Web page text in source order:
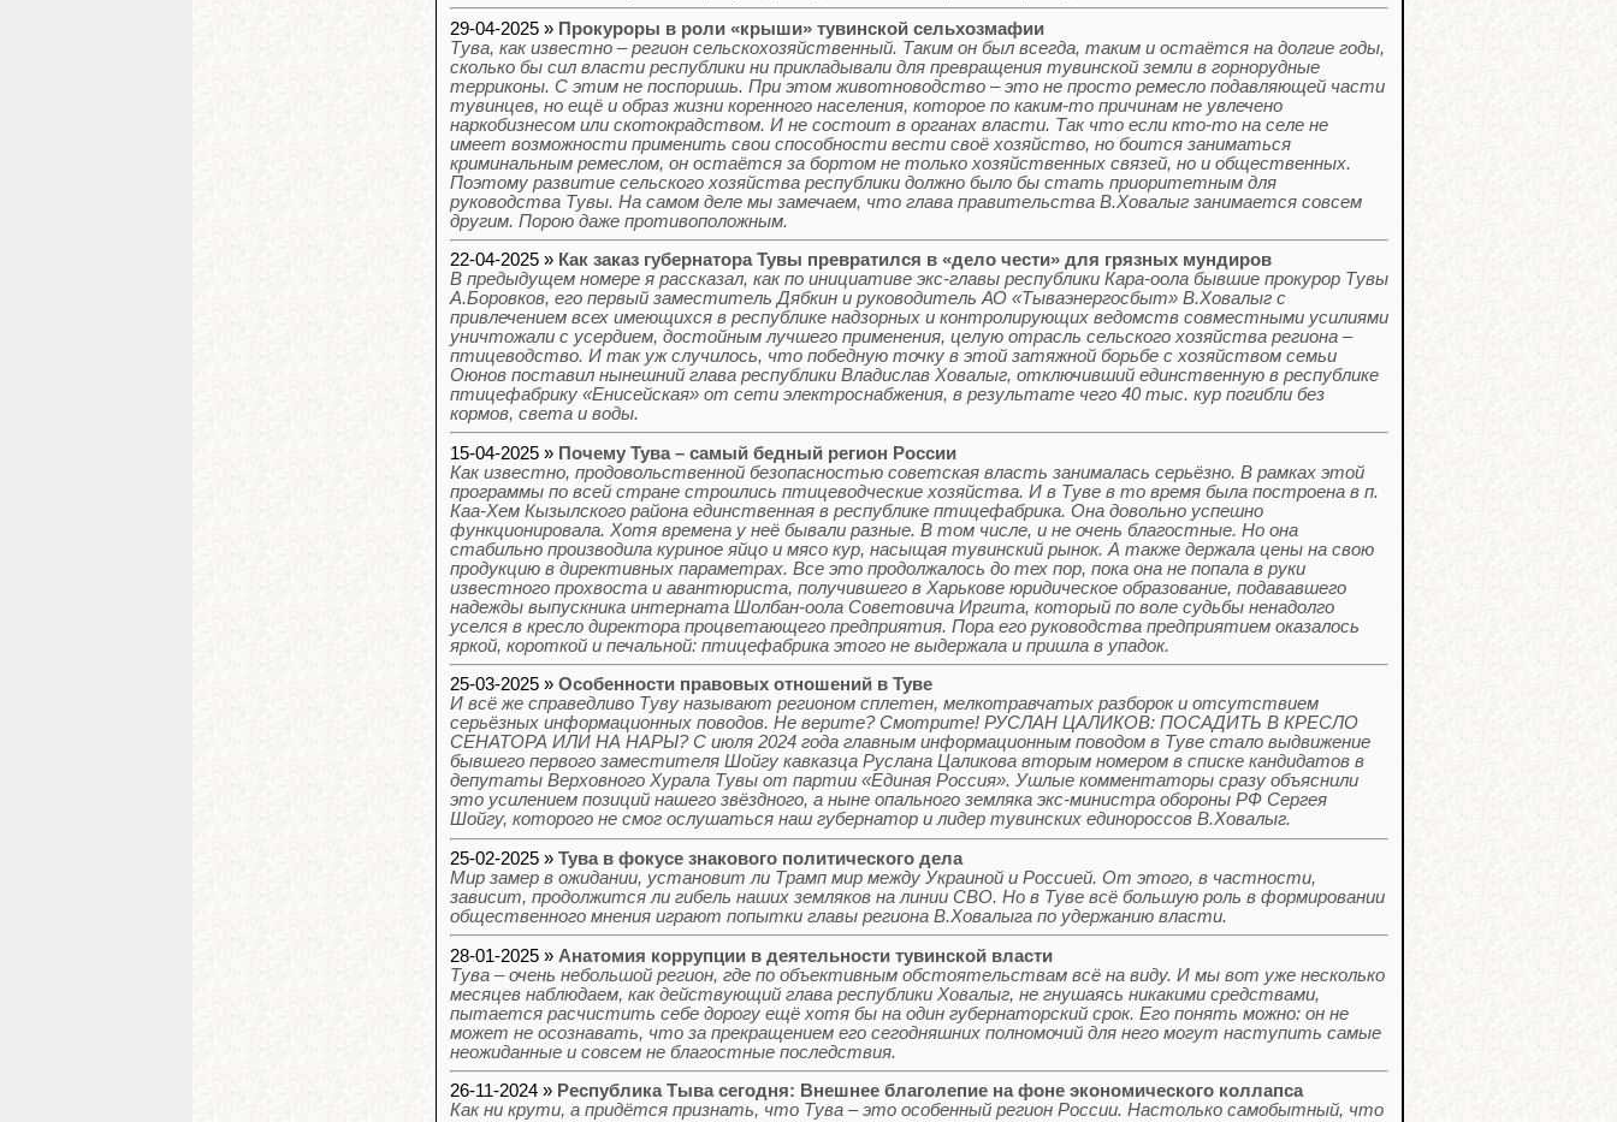
29-04-2025 » Прокуроры в роли «крыши» тувинской сельхозмафии
Тува, как известно – регион сельскохозяйственный. Таким он был всегда, таким и остаётся на долгие годы,
сколько бы сил власти республики ни прикладывали для превращения тувинской земли в горнорудные
терриконы. С этим не поспоришь. При этом животноводство – это не просто ремесло подавляющей части
тувинцев, но ещё и образ жизни коренного населения, которое по каким-то причинам не увлечено
наркобизнесом или скотокрадством. И не состоит в органах власти. Так что если кто-то на селе не
имеет возможности применить свои способности вести своё хозяйство, но боится заниматься
криминальным ремеслом, он остаётся за бортом не только хозяйственных связей, но и общественных.
Поэтому развитие сельского хозяйства республики должно было бы стать приоритетным для
руководства Тувы. На самом деле мы замечаем, что глава правительства В.Ховалыг занимается совсем
другим. Порою даже противоположным.
22-04-2025 » Как заказ губернатора Тувы превратился в «дело чести» для грязных мундиров
В предыдущем номере я рассказал, как по инициативе экс-главы республики Кара-оола бывшие прокурор Тувы
А.Боровков, его первый заместитель Дябкин и руководитель АО «Тываэнергосбыт» В.Ховалыг с
привлечением всех имеющихся в республике надзорных и контролирующих ведомств совместными усилиями
уничтожали с усердием, достойным лучшего применения, целую отрасль сельского хозяйства региона –
птицеводство. И так уж случилось, что победную точку в этой затяжной борьбе с хозяйством семьи
Оюнов поставил нынешний глава республики Владислав Ховалыг, отключивший единственную в республике
птицефабрику «Енисейская» от сети электроснабжения, в результате чего 40 тыс. кур погибли без
кормов, света и воды.
15-04-2025 » Почему Тува – самый бедный регион России
Как известно, продовольственной безопасностью советская власть занималась серьёзно. В рамках этой
программы по всей стране строились птицеводческие хозяйства. И в Туве в то время была построена в п.
Каа-Хем Кызылского района единственная в республике птицефабрика. Она довольно успешно
функционировала. Хотя времена у неё бывали разные. В том числе, и не очень благостные. Но она
стабильно производила куриное яйцо и мясо кур, насыщая тувинский рынок. А также держала цены на свою
продукцию в директивных параметрах. Все это продолжалось до тех пор, пока она не попала в руки
известного прохвоста и авантюриста, получившего в Харькове юридическое образование, подававшего
надежды выпускника интерната Шолбан-оола Советовича Иргита, который по воле судьбы ненадолго
уселся в кресло директора процветающего предприятия. Пора его руководства предприятием оказалось
яркой, короткой и печальной: птицефабрика этого не выдержала и пришла в упадок.
25-03-2025 » Особенности правовых отношений в Туве
И всё же справедливо Туву называют регионом сплетен, мелкотравчатых разборок и отсутствием
серьёзных информационных поводов. Не верите? Смотрите! РУСЛАН ЦАЛИКОВ: ПОСАДИТЬ В КРЕСЛО
СЕНАТОРА ИЛИ НА НАРЫ? С июля 2024 года главным информационным поводом в Туве стало выдвижение
бывшего первого заместителя Шойгу кавказца Руслана Цаликова вторым номером в списке кандидатов в
депутаты Верховного Хурала Тувы от партии «Единая Россия». Ушлые комментаторы сразу объяснили
это усилением позиций нашего звёздного, а ныне опального земляка экс-министра обороны РФ Сергея
Шойгу, которого не смог ослушаться наш губернатор и лидер тувинских единороссов В.Ховалыг.
25-02-2025 » Тува в фокусе знакового политического дела
Мир замер в ожидании, установит ли Трамп мир между Украиной и Россией. От этого, в частности,
зависит, продолжится ли гибель наших земляков на линии СВО. Но в Туве всё большую роль в формировании
общественного мнения играют попытки главы региона В.Ховалыга по удержанию власти.
28-01-2025 » Анатомия коррупции в деятельности тувинской власти
Тува – очень небольшой регион, где по объективным обстоятельствам всё на виду. И мы вот уже несколько
месяцев наблюдаем, как действующий глава республики Ховалыг, не гнушаясь никакими средствами,
пытается расчистить себе дорогу ещё хотя бы на один губернаторский срок. Его понять можно: он не
может не осознавать, что за прекращением его сегодняшних полномочий для него могут наступить самые
неожиданные и совсем не благостные последствия.
26-11-2024 » Республика Тыва сегодня: Внешнее благолепие на фоне экономического коллапса
Как ни крути, а придётся признать, что Тува – это особенный регион России. Настолько самобытный, что